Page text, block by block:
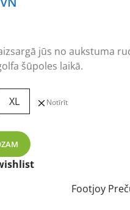
jūs no aukstuma
šūpoles laikā.
XL Notīrīt
zils golfa jaka
Footjoy